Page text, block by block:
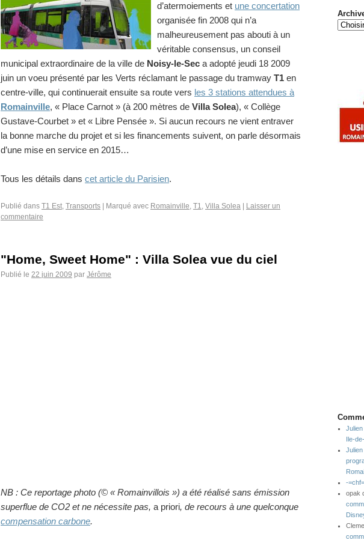
d’atermoiements et une concertation
organisée fin 2008 qui n’a
malheureusement pas abouti à un
véritable consensus, un conseil
municipal extraordinaire de la ville de Noisy-le-Sec a adopté jeudi 18 2009
juin un voeu présenté par les Verts réclamant le passage du tramway T1 en
centre-ville, qui continuerait ensuite sa route vers les 3 stations attendues à
Romainville, « Place Carnot » (à 200 mètres de Villa Solea), « Collège
Gustave-Courbet » et « Libre Pensée ». Si aucun recours ne vient entraver
la bonne marche du projet et si les financements suivent, on parle désormais
d’une mise en service en 2015…
Tous les détails dans cet article du Parisien.
Publié dans T1 Est, Transports Marqué avec Romainville, T1, Villa Solea
Laisser un
commentaire
"Home, Sweet Home" : Villa Solea vue du ciel
Publié le 22 juin 2009 par Jérôme
NB : Ce reportage photo (© « Romainvillois ») a été réalisé sans émission
superflue de CO2 et ne nécessite pas, a priori, de recours à une quelconque
compensation carbone.
Julien
Ile-
Julien
-
opak